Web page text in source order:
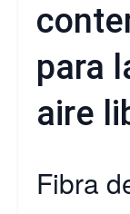
para
aire
Fibra